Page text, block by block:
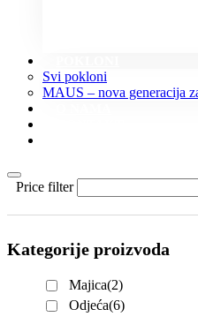
Svi pokloni
MAUS – nova generacija
Price filter
Kategorije proizvoda
Majica(2)
Odjeća(6)